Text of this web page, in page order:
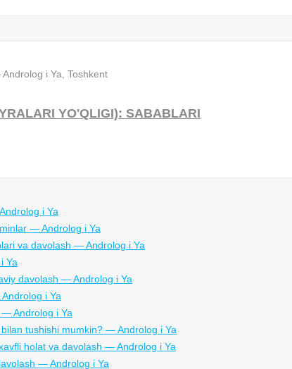
YO'QLIGI): SABABLARI
i Ya
— Androlog i Ya
va davolash — Androlog i Ya
Ya
davolash — Androlog i Ya
i Ya
Androlog i Ya
tushishi mumkin? — Androlog i Ya
holat va davolash — Androlog i Ya
— Androlog i Ya